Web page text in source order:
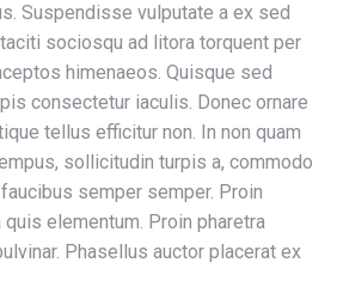
Suspendisse vulputate a ex sed
sociosqu ad litora torquent per
himenaeos. Quisque sed
consectetur iaculis. Donec ornare
tellus efficitur non. In non quam
sollicitudin turpis a, commodo
semper semper. Proin
elementum. Proin pharetra
Phasellus auctor placerat ex